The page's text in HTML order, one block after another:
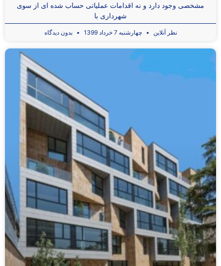
مشخصی وجود دارد و نه اقدامات عملیاتی حساب شده ای از سوی
شهرداری با
نظر آنلاین چهارشنبه 7 خرداد 1399 بدون دیدگاه